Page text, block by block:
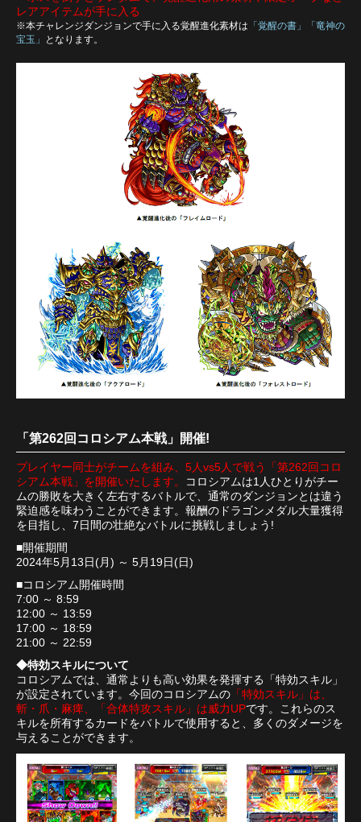
レアアイテムが手に入る
※本チャレンジダンジョンで手に入る覚醒進化素材は 「覚醒の書」「竜神の
宝玉」
となります。
「第262回コロシアム本戦」開催!
プレイヤー同士がチームを組み、5人vs5人で戦う「第262回コロ
シアム本戦」を開催いたします。
コロシアムは1人ひとりがチー
ムの勝敗を大きく左右するバトルで、通常のダンジョンとは違う
緊迫感を味わうことができます。報酬のドラゴンメダル大量獲得
を目指し、7日間の壮絶なバトルに挑戦しましょう!
■開催期間
2024年5月13日(月) ～ 5月19日(日)
■コロシアム開催時間
7:00 ～ 8:59
12:00 ～ 13:59
17:00 ～ 18:59
21:00 ～ 22:59
◆特効スキルについて
コロシアムでは、通常よりも高い効果を発揮する「特効スキル」
が設定されています。今回のコロシアムの 「特効スキル」は、
斬・爪・麻痺、「合体特攻スキル」は威力UPです。これらのス
キルを所有するカードをバトルで使用すると、多くのダメージを
与えることができます。